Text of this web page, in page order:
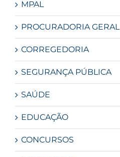
MPAL
PROCURADORIA GERAL
CORREGEDORIA
SEGURANÇA PÚBLICA
SAÚDE
EDUCAÇÃO
CONCURSOS